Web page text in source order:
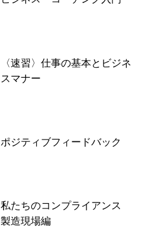
〈速習〉仕事の基本とビジネ
スマナー
ポジティブフィードバック
私たちのコンプライアンス
製造現場編